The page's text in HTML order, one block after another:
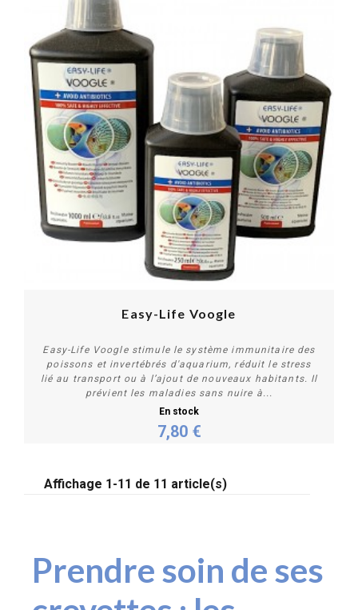
Personnaliser
Easy-Life Voogle
Easy-Life Voogle stimule le système immunitaire des
poissons et invertébrés d'aquarium, réduit le stress
lié au transport ou à l’ajout de nouveaux habitants. Il
prévient les maladies sans nuire à...
En stock
7,80 €
Affichage 1-11 de 11 article(s)
Prendre soin de ses